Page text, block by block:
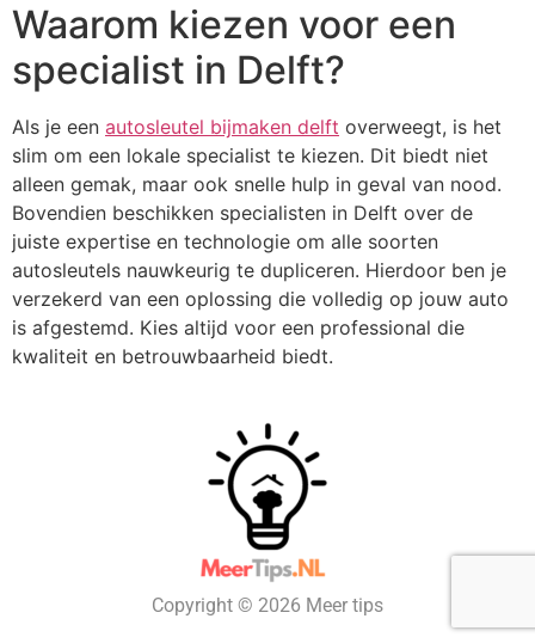
Waarom kiezen voor een
specialist in Delft?
Als je een autosleutel bijmaken delft overweegt, is het
slim om een lokale specialist te kiezen. Dit biedt niet
alleen gemak, maar ook snelle hulp in geval van nood.
Bovendien beschikken specialisten in Delft over de
juiste expertise en technologie om alle soorten
autosleutels nauwkeurig te dupliceren. Hierdoor ben je
verzekerd van een oplossing die volledig op jouw auto
is afgestemd. Kies altijd voor een professional die
kwaliteit en betrouwbaarheid biedt.
Copyright © 2026 Meer tips